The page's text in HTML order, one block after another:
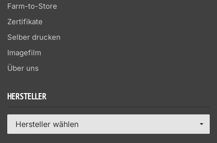
Farm-to-Store
Zertifikate
Selber drucken
Imagefilm
Über uns
HERSTELLER
Hersteller wählen